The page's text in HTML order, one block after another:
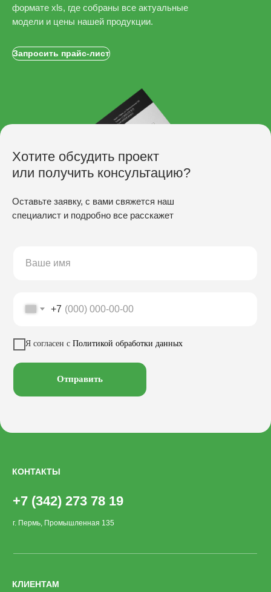
формате xls, где собраны все актуальные
модели и цены нашей продукции.
Запросить прайс-лист
Хотите обсудить проект
или получить консультацию?
Оставьте заявку, с вами свяжется наш
специалист и подробно все расскажет
+7
Я согласен с Политикой обработки данных
Отправить
КЛИЕНТАМ
КОНТАКТЫ
+7 (342) 273 78 19
г. Пермь, Промышленная 135
Заказать звонок